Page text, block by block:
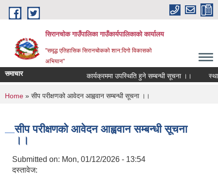
Skip to main content
सिरानचोक गाउँपालिका गाउँकार्यपालिकाको कार्यालय
"समृद्ध एतिहासिक सिरानचोकको शान:दिगो विकासको
अभियान"
समाचार कार्यक्रममा उपस्थिति हुने सम्बन्धी सूचना ।।
You are here
Home » सीप परीक्षणको आवेदन आह्ववान सम्बन्धी सूचना ।।
सीप परीक्षणको आवेदन आह्ववान सम्बन्धी सूचना
।।
Submitted on: Mon, 01/12/2026 - 13:54
दस्तावेज: